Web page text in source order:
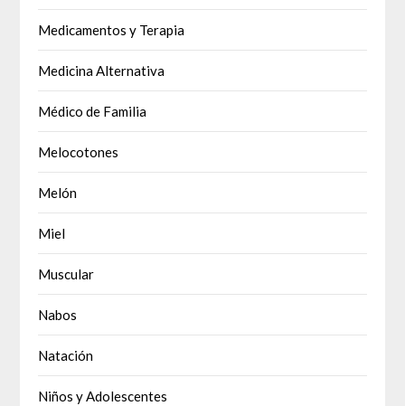
Medicamentos y Terapia
Medicina Alternativa
Médico de Familia
Melocotones
Melón
Miel
Muscular
Nabos
Natación
Niños y Adolescentes